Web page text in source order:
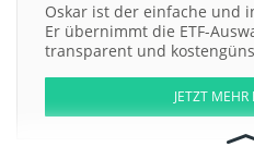
Oskar ist der einfache und
Er übernimmt die ETF-
transparent und
JETZT MEHR